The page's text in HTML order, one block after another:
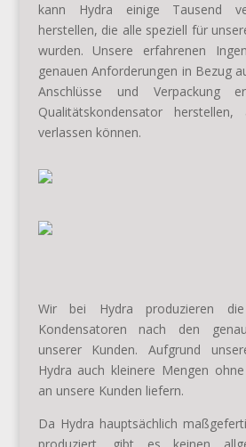
kann Hydra einige Tausend
herstellen, die alle speziell für
wurden. Unsere erfahrenen
genauen Anforderungen in Bezug
Anschlüsse und Verpackung
Qualitätskondensator
verlassen können.
Wir bei Hydra produzieren
Kondensatoren nach den
unserer Kunden. Aufgrund
Hydra auch kleinere Mengen
an unsere Kunden liefern.
Da Hydra hauptsächlich